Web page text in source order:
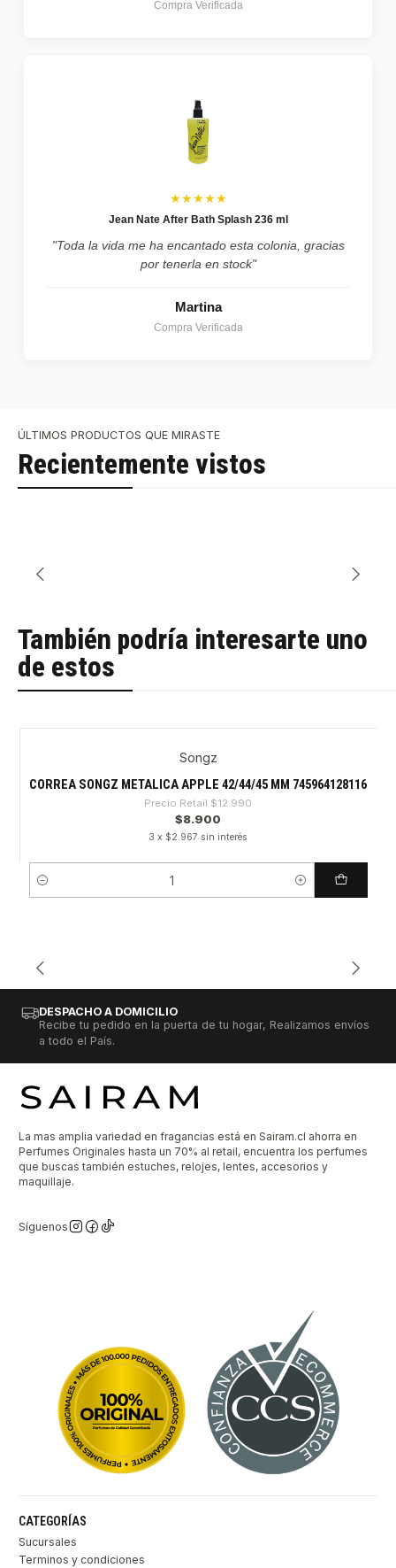
Compra Verificada
★★★★★
Jean Nate After Bath Splash 236 ml
"Toda la vida me ha encantado esta colonia, gracias
por tenerla en stock"
Martina
Compra Verificada
ÚLTIMOS PRODUCTOS QUE MIRASTE
Recientemente vistos
También podría interesarte uno
de estos
Songz
CORREA SONGZ METALICA APPLE 42/44/45 MM 745964128116
Precio Retail $12.990
$8.900
3 x $2.967 sin interés
Cantidad
DESPACHO A DOMICILIO
Recibe tu pedido en la puerta de tu hogar, Realizamos envíos
a todo el País.
La mas amplia variedad en fragancias está en Sairam.cl ahorra en
Perfumes Originales hasta un 70% al retail, encuentra los perfumes
que buscas también estuches, relojes, lentes, accesorios y
maquillaje.
Síguenos
CATEGORÍAS
Sucursales
Terminos y condiciones